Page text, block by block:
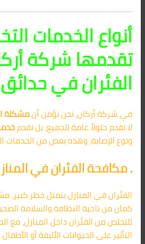
أنواع الخدمات
تقدمها شركة
الفئران في
في شركة أركان، نحن نؤمن أنمشكلة
لا نقدم حلولاً عامة للجميع، بل نقدم
ونوع الإصابة، وهذه بعض من الخدمات
.مكافحة الفئران في
الفئران في المنازل بتمثل خطر كبير،
كمان من ناحية النظافة والسلامة
للتخلص من الفئران داخل المنازل، مع
التأثير على الحيوانات الأليفة أو الأطفال.